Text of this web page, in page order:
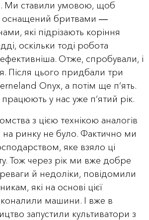
Ми ставили умовою, щоб
оснащений бритвами ―
які підрізають коріння
оскільки тоді робота
Отже, спробували, і
Після цього придбали три
Onyx, а потім ще п’ять.
працюють у нас уже п’ятий рік.
з цією технікою аналогів
на ринку не було. Фактично ми
яке взяло ці
Тож через рік ми вже добре
й недоліки, повідомили
які на основі цієї
машини. І вже в
запустили культиватори з